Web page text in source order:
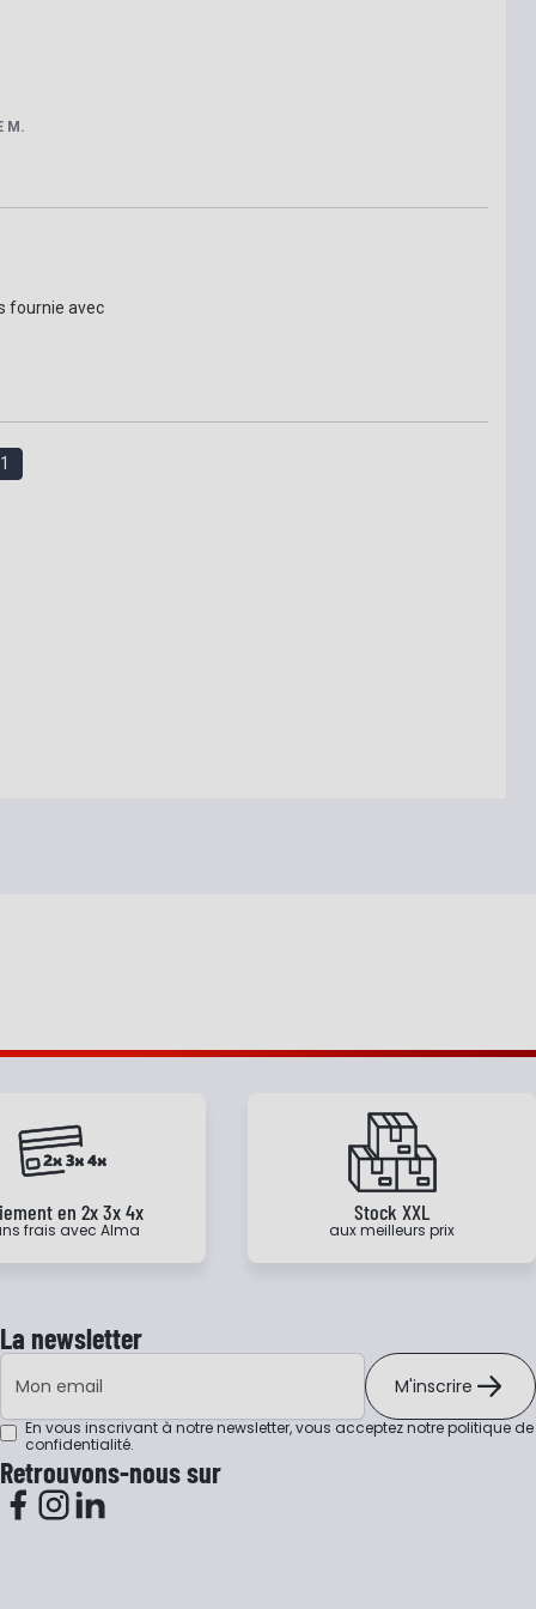
M.
fournie avec
1
en 2x 3x 4x
frais avec Alma
Stock XXL
aux meilleurs prix
La newsletter
Adresse e-mail
M'inscrire
En vous inscrivant à notre newsletter, vous acceptez notrepolitique de
confidentialité.
Retrouvons-nous sur